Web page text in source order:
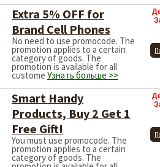
Extra 5% OFF for
Brand Cell Phones
No need to use promocode. The
promotion applies to a certain
category of goods. The
promotion is available for all
custome Узнать больше >>
Smart Handy
Products, Buy 2 Get 1
Free Gift!
You must use promocode. The
promotion applies to a certain
category of goods. The